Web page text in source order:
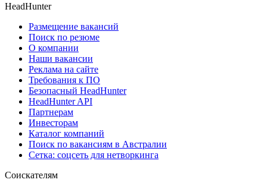
HeadHunter
Размещение вакансий
Поиск по резюме
О компании
Наши вакансии
Реклама на сайте
Требования к ПО
Безопасный HeadHunter
HeadHunter API
Партнерам
Инвесторам
Каталог компаний
Поиск по вакансиям в Австралии
Сетка: соцсеть для нетворкинга
Соискателям